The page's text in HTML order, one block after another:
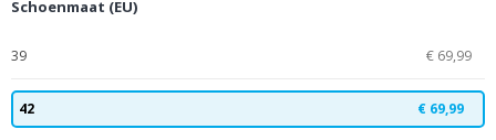
Schoenmaat (EU)
39 € 69,99
42 € 69,99